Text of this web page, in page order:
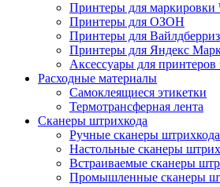
Принтеры для
Принтеры для ОЗОН
Принтеры для Вайлдберриз
Принтеры для Яндекс
Аксессуары для принтеров
Расходные материалы
Самоклеящиеся этикетки
Термотрансферная лента
Сканеры штрихкода
Ручные сканеры штрихкода
Настольные сканеры
Встраиваемые сканеры
Промышленные сканеры